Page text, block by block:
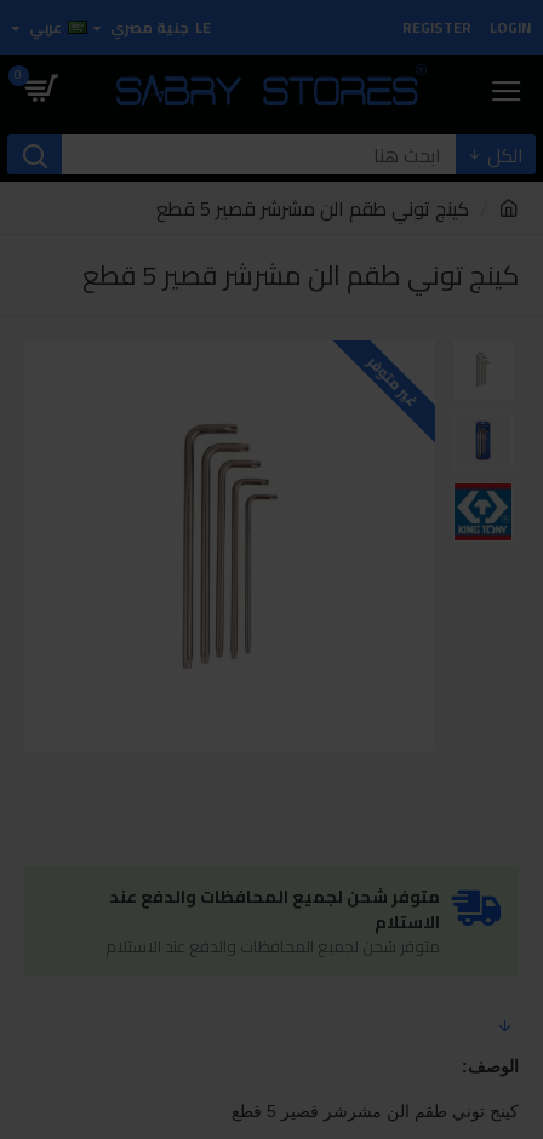
LOGIN
REGISTER
LE جنية مصري عربي
0
الكل
كينج توني طقم الن مشرشر قصير 5 قطع
كينج توني طقم الن مشرشر قصير 5 قطع
غير متوفر
متوفر شحن لجميع المحافظات والدفع عند
الاستلام
متوفر شحن لجميع المحافظات والدفع عند الاستلام
الوصف:
كينج توني طقم الن مشرشر قصير 5 قطع